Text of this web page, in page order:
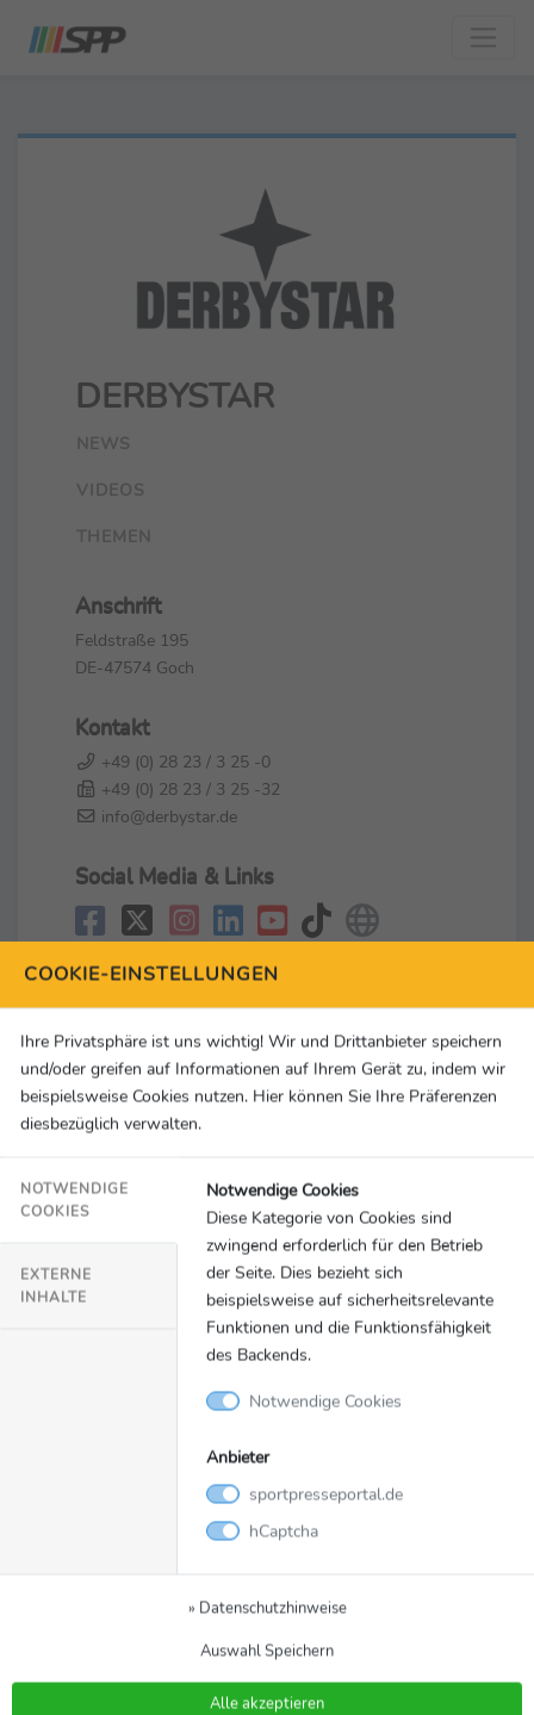
DERBYSTAR
NEWS
VIDEOS
THEMEN
Anschrift
Feldstraße 195
DE-47574 Goch
Kontakt
+49 (0) 28 23 / 3 25 -0
+49 (0) 28 23 / 3 25 -32
info@derbystar.de
Social Media & Links
COOKIE-EINSTELLUNGEN
Ihre Privatsphäre ist uns wichtig! Wir und Drittanbieter speichern
und/oder greifen auf Informationen auf Ihrem Gerät zu, indem wir
beispielsweise Cookies nutzen. Hier können Sie Ihre Präferenzen
diesbezüglich verwalten.
NOTWENDIGE
COOKIES
EXTERNE
INHALTE
Notwendige Cookies
Diese Kategorie von Cookies sind
zwingend erforderlich für den Betrieb
der Seite. Dies bezieht sich
beispielsweise auf sicherheitsrelevante
Funktionen und die Funktionsfähigkeit
des Backends.
Notwendige Cookies
Anbieter
sportpresseportal.de
hCaptcha
» Datenschutzhinweise
Auswahl Speichern
Alle akzeptieren